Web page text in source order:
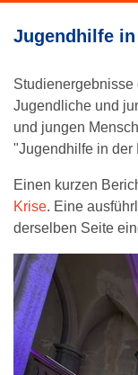
Jugendhilfe
Studienergebnisse
Jugendliche und
und jungen
"Jugendhilfe in der
Einen kurzen
Krise. Eine
derselben Seite